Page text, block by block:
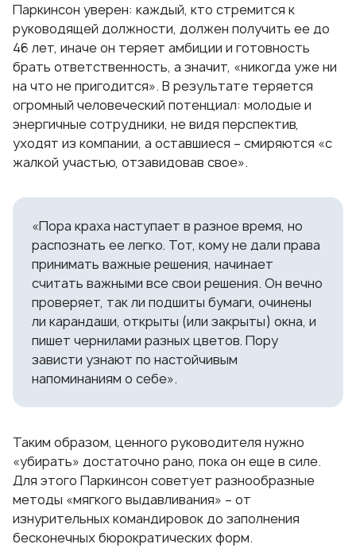
Паркинсон уверен: каждый, кто стремится к
руководящей должности, должен получить ее до
46 лет, иначе он теряет амбиции и готовность
брать ответственность, а значит, «никогда уже ни
на что не пригодится». В результате теряется
огромный человеческий потенциал: молодые и
энергичные сотрудники, не видя перспектив,
уходят из компании, а оставшиеся – смиряются «с
жалкой участью, отзавидовав свое».
«Пора краха наступает в разное время, но
распознать ее легко. Тот, кому не дали права
принимать важные решения, начинает
считать важными все свои решения. Он вечно
проверяет, так ли подшиты бумаги, очинены
ли карандаши, открыты (или закрыты) окна, и
пишет чернилами разных цветов. Пору
зависти узнают по настойчивым
напоминаниям о себе».
Таким образом, ценного руководителя нужно
«убирать» достаточно рано, пока он еще в силе.
Для этого Паркинсон советует разнообразные
методы «мягкого выдавливания» – от
изнурительных командировок до заполнения
бесконечных бюрократических форм.